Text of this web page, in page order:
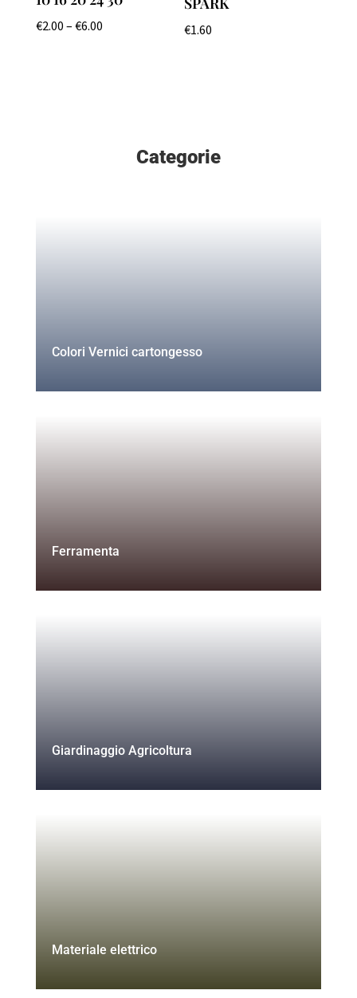
€2.00 – €6.00 €1.60
Categorie
Colori Vernici cartongesso
Ferramenta
Giardinaggio Agricoltura
Materiale elettrico